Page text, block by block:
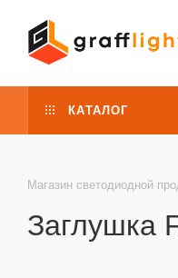
КАТАЛОГ
Магазин светодиодной
Заглушка